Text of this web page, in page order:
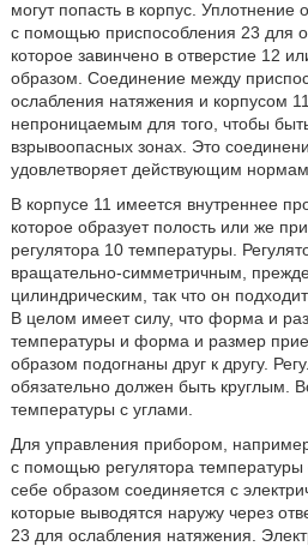
могут попасть в корпус. Уплотнение
с помощью приспособления 23 для
которое завинчено в отверстие 12
образом. Соединение между
ослабления натяжения и корпусом
непроницаемым для того, чтобы
взрывоопасных зонах. Это
удовлетворяет действующим
В корпусе 11 имеется внутреннее
которое образует полость или же
регулятора 10 температуры.
вращательно-симметричным,
цилиндрическим, так что он
В целом имеет силу, что форма и
температуры и форма и размер
образом подогнаны друг к другу.
обязательно должен быть круглым.
температуры с углами.
Для управления прибором,
с помощью регулятора
себе образом соединяется с
которые выводятся наружу через
23 для ослабления натяжения.